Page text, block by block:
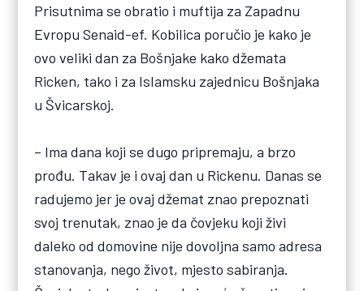
Prisutnima se obratio i muftija za Zapadnu
Evropu Senaid-ef. Kobilica poručio je kako je
ovo veliki dan za Bošnjake kako džemata
Ricken, tako i za Islamsku zajednicu Bošnjaka
u Švicarskoj.
– Ima dana koji se dugo pripremaju, a brzo
prođu. Takav je i ovaj dan u Rickenu. Danas se
radujemo jer je ovaj džemat znao prepoznati
svoj trenutak, znao je da čovjeku koji živi
daleko od domovine nije dovoljna samo adresa
stanovanja, nego život, mjesto sabiranja.